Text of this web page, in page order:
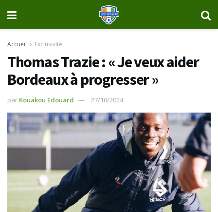
Accueil Exclusivité
Thomas Trazie : « Je veux aider
Bordeaux à progresser »
par Kouakou Edouard 27/10/2024